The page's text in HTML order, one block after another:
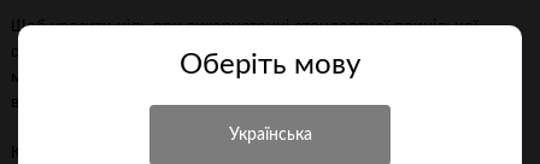
Щоб уразити ціль при використанні стандартної прицільної
системи, необхідно точно поєднати мішень, цілик і
мушку.Оскільки всі ці елементи знаходяться від очей на різній
відстані, завдання видається досить складною.
Коліматорні приціли позбавляють своїх власників від подібних
Оберiть мову